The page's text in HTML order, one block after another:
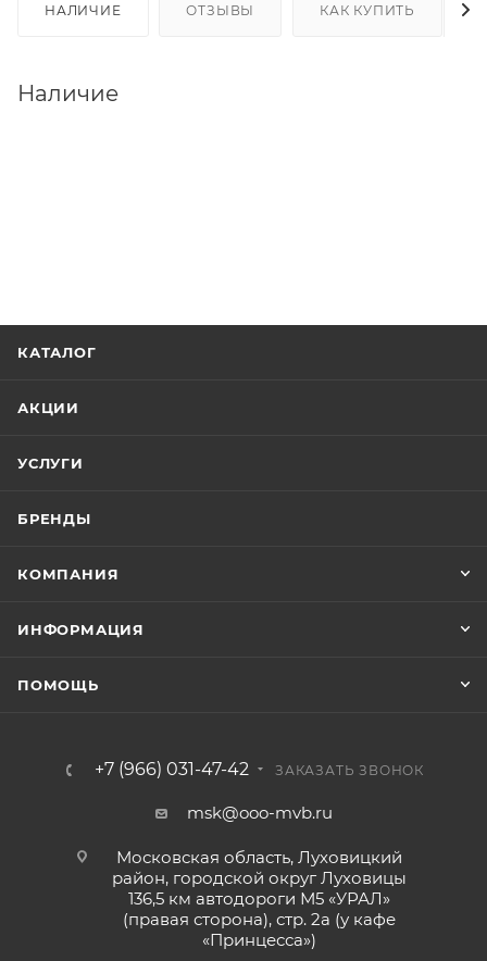
НАЛИЧИЕ ОТЗЫВЫ КАК КУПИТЬ
Наличие
КАТАЛОГ
АКЦИИ
УСЛУГИ
БРЕНДЫ
КОМПАНИЯ
ИНФОРМАЦИЯ
ПОМОЩЬ
+7 (966) 031-47-42 ЗАКАЗАТЬ ЗВОНОК
msk@ooo-mvb.ru
Московская область, Луховицкий
район, городской округ Луховицы
136,5 км автодороги М5 «УРАЛ»
(правая сторона), стр. 2а (у кафе
«‎Принцесса»)